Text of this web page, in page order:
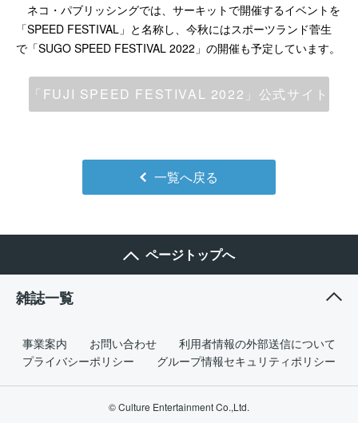
ネコ・パブリッシングでは、サーキットで開催するイベントを
「SPEED FESTIVAL」と名称し、今秋にはスポーツランド菅生
で「SUGO SPEED FESTIVAL 2022」の開催も予定しています。
「FUJI SPEED FESTIVAL 2022」公式サイト
一覧へ戻る
ページトップへ
雑誌一覧
事業案内 お問い合わせ
利用者情報の外部送信について
プライバシーポリシー
グループ情報セキュリティポリシー
© Culture Entertainment Co.,Ltd.